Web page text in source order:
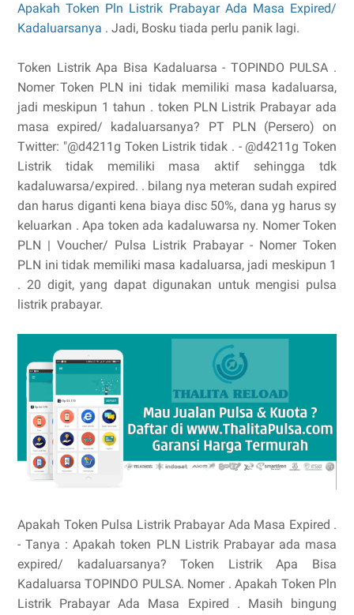
Apakah Token Pln Listrik Prabayar Ada Masa Expired/
Kadaluarsanya . Jadi, Bosku tiada perlu panik lagi.
Token Listrik Apa Bisa Kadaluarsa - TOPINDO PULSA .
Nomer Token PLN ini tidak memiliki masa kadaluarsa,
jadi meskipun 1 tahun . token PLN Listrik Prabayar ada
masa expired/ kadaluarsanya? PT PLN (Persero) on
Twitter: "@d4211g Token Listrik tidak . - @d4211g Token
Listrik tidak memiliki masa aktif sehingga tdk
kadaluwarsa/expired. . bilang nya meteran sudah expired
dan harus diganti kena biaya disc 50%, dana yg harus sy
keluarkan . Apa token ada kadaluwarsa ny. Nomer Token
PLN | Voucher/ Pulsa Listrik Prabayar - Nomer Token
PLN ini tidak memiliki masa kadaluarsa, jadi meskipun 1
. 20 digit, yang dapat digunakan untuk mengisi pulsa
listrik prabayar.
Apakah Token Pulsa Listrik Prabayar Ada Masa Expired .
- Tanya : Apakah token PLN Listrik Prabayar ada masa
expired/ kadaluarsanya? Token Listrik Apa Bisa
Kadaluarsa TOPINDO PULSA. Nomer . Apakah Token Pln
Listrik Prabayar Ada Masa Expired . Masih bingung